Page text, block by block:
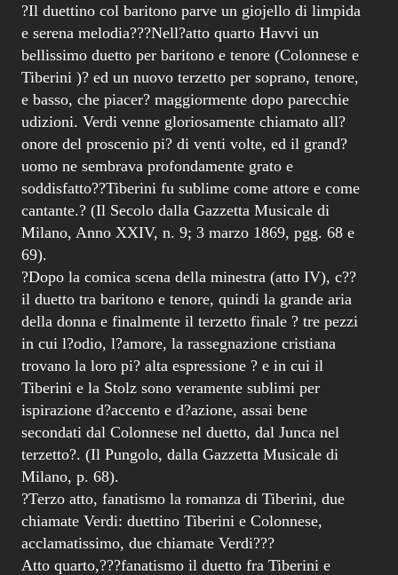
?Il duettino col baritono parve un giojello di limpida
e serena melodia???Nell?atto quarto Havvi un
bellissimo duetto per baritono e tenore (Colonnese e
Tiberini )? ed un nuovo terzetto per soprano, tenore,
e basso, che piacer? maggiormente dopo parecchie
udizioni. Verdi venne gloriosamente chiamato all?
onore del proscenio pi? di venti volte, ed il grand?
uomo ne sembrava profondamente grato e
soddisfatto??Tiberini fu sublime come attore e come
cantante.? (Il Secolo dalla Gazzetta Musicale di
Milano, Anno XXIV, n. 9; 3 marzo 1869, pgg. 68 e
69).
?Dopo la comica scena della minestra (atto IV), c??
il duetto tra baritono e tenore, quindi la grande aria
della donna e finalmente il terzetto finale ? tre pezzi
in cui l?odio, l?amore, la rassegnazione cristiana
trovano la loro pi? alta espressione ? e in cui il
Tiberini e la Stolz sono veramente sublimi per
ispirazione d?accento e d?azione, assai bene
secondati dal Colonnese nel duetto, dal Junca nel
terzetto?. (Il Pungolo, dalla Gazzetta Musicale di
Milano, p. 68).
?Terzo atto, fanatismo la romanza di Tiberini, due
chiamate Verdi: duettino Tiberini e Colonnese,
acclamatissimo, due chiamate Verdi???
Atto quarto,???fanatismo il duetto fra Tiberini e